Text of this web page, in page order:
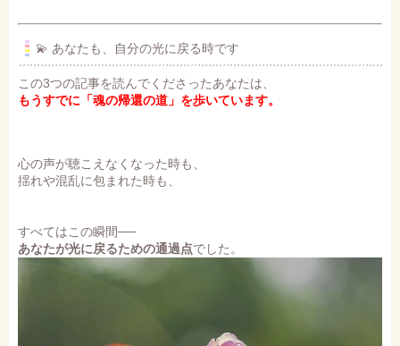
💫 あなたも、自分の光に戻る時です
この3つの記事を読んでくださったあなたは、
もうすでに「魂の帰還の道」を歩いています。
心の声が聴こえなくなった時も、
揺れや混乱に包まれた時も、
すべてはこの瞬間──
あなたが光に戻るための通過点でした。